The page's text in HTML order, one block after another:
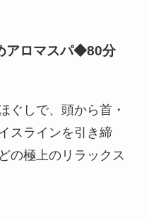
アロマスパ◆80分
ぐしで、頭から首・
スラインを引き締
の極上のリラックス